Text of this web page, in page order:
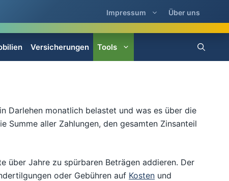
Impressum Über uns
Versicherungen Tools
Darlehen monatlich belastet und was es über die
aller Zahlungen, den gesamten Zinsanteil
über Jahre zu spürbaren Beträgen addieren. Der
oder Gebühren auf Kosten und